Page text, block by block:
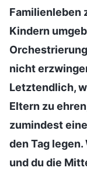
Familienleben
Kindern
nicht
Letztendlich,
Eltern zu
zumindest
den Tag
und du die